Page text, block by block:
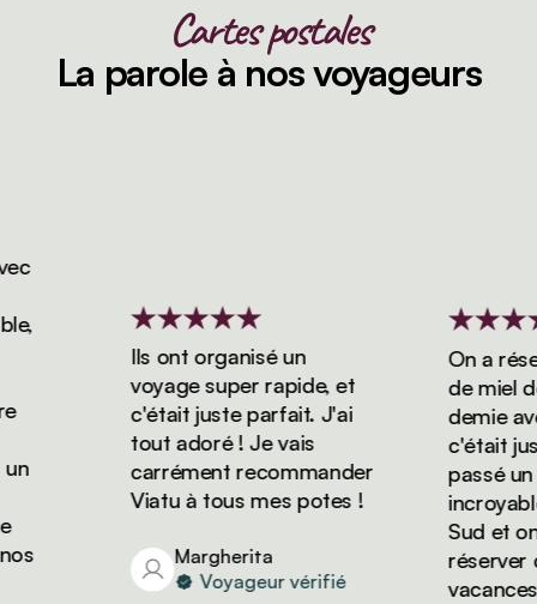
Cartes postales
La parole à nos voyageurs
Ils ont organisé un
voyage super rapide, et
c'était juste parfait. J'ai
tout adoré ! Je vais
carrément recommander
Viatu à tous mes potes !
Margherita
Voyageur vérifié
On a
de miel de
demie
c'était
passé un
incroyable
Sud et on
réserver
vacances